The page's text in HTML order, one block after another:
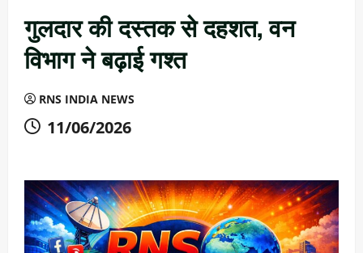
गुलदार की दस्तक से दहशत, वन
विभाग ने बढ़ाई गश्त
RNS INDIA NEWS
11/06/2026